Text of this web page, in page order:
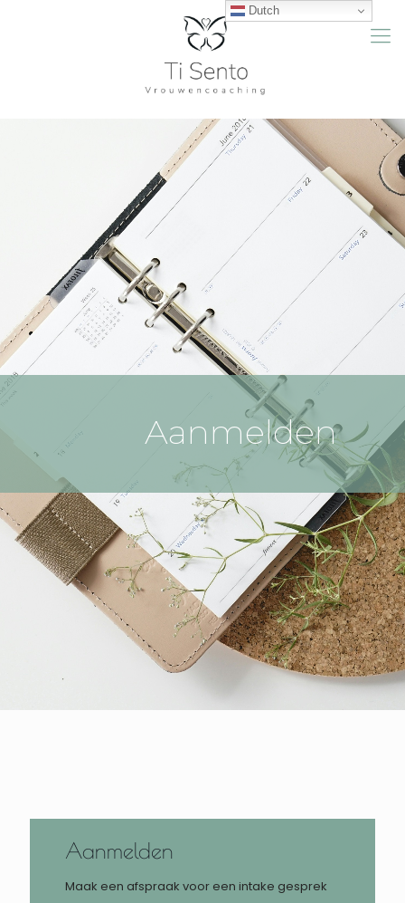
Aanmelden
Aanmelden
Maak een afspraak voor een intake gesprek
Dutch